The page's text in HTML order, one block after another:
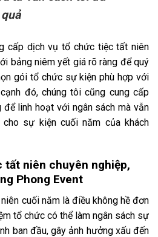
cấp dịch vụ tổ chức tiệc tất niên
bảng niêm yết giá rõ ràng để quý
gói tổ chức sự kiện phù hợp với
đó, chúng tôi cũng cung cấp
linh hoạt với ngân sách mà vẫn
sự kiện cuối năm của khách
niên chuyên nghiệp,
Phong Event
cuối năm là điều không hề đơn
tổ chức có thể làm ngân sách sự
ban đầu, gây ảnh hưởng xấu đến